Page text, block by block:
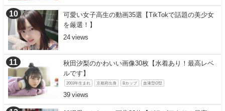
可愛い女子高生の動画35選【TikTokで話題の美少女
を厳選！】
24
秋田汐梨のかわいい画像30枚【水着あり！最高レベ
ルです】
2003年生まれ 京都府出身 Bカップ 血液型O型
39